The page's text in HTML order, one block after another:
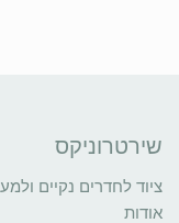
שירטרוניקס
ציוד לחדרים נקיים
אודות